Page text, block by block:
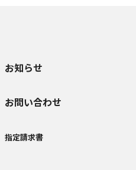
お知らせ
お問い合わせ
指定請求書